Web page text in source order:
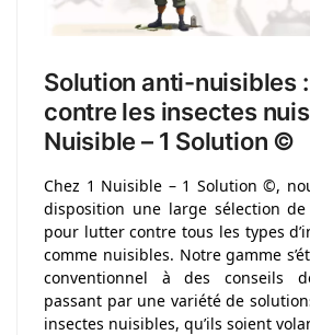
Solution anti-nuisibles
contre les insectes
Nuisible – 1 Solution ©
Chez 1 Nuisible – 1 Solution ©,
disposition une large sélection
pour lutter contre tous les types
comme nuisibles. Notre gamme
conventionnel à des conseils
passant par une variété de
insectes nuisibles, qu’ils soient